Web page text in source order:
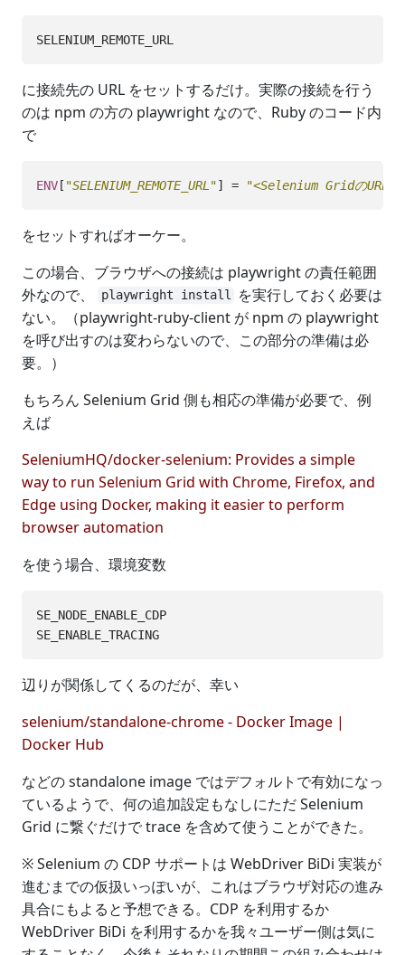
に接続先の URL をセットするだけ。実際の接続を行う
のは npm の方の playwright なので、Ruby のコード内
で
ENV[ "SELENIUM_REMOTE_URL"] = "<Selenium GridのURL>"
をセットすればオーケー。
この場合、ブラウザへの接続は playwright の責任範囲
外なので、
playwright install
を実行しておく必要は
ない。（playwright-ruby-client が npm の playwright
を呼び出すのは変わらないので、この部分の準備は必
要。）
もちろん Selenium Grid 側も相応の準備が必要で、例
えば
SeleniumHQ/docker-selenium: Provides a simple
way to run Selenium Grid with Chrome, Firefox, and
Edge using Docker, making it easier to perform
browser automation
を使う場合、環境変数
SE_NODE_ENABLE_CDP
辺りが関係してくるのだが、幸い
selenium/standalone-chrome - Docker Image |
Docker Hub
などの standalone image ではデフォルトで有効になっ
ているようで、何の追加設定もなしにただ Selenium
Grid に繋ぐだけで trace を含めて使うことができた。
※ Selenium の CDP サポートは WebDriver BiDi 実装が
進むまでの仮扱いっぽいが、これはブラウザ対応の進み
具合にもよると予想できる。CDP を利用するか
WebDriver BiDi を利用するかを我々ユーザー側は気に